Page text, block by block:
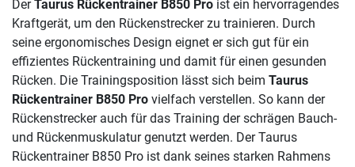
DerTaurus Rückentrainer B850 Pro ist ein hervorragendes
Kraftgerät, um den Rückenstrecker zu trainieren. Durch
seine ergonomisches Design eignet er sich gut für ein
effizientes Rückentraining und damit für einen gesunden
Rücken. Die Trainingsposition lässt sich beim Taurus
Rückentrainer B850 Pro vielfach verstellen. So kann der
Rückenstrecker auch für das Training der schrägen Bauch-
und Rückenmuskulatur genutzt werden. Der Taurus
Rückentrainer B850 Pro ist dank seines starken Rahmens